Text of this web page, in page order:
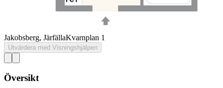
Jakobsberg, JärfällaKvarnplan 1
Utvärdera med Visningshjälpen
Översikt